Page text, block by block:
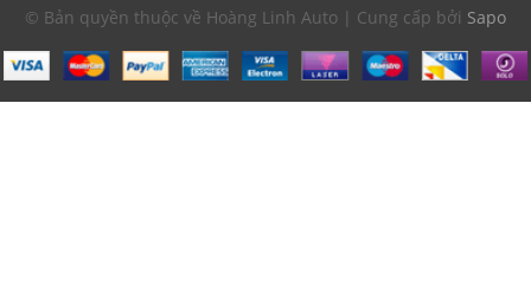
© Bản quyền thuộc về Hoàng Linh Auto | Cung cấp bởi Sapo